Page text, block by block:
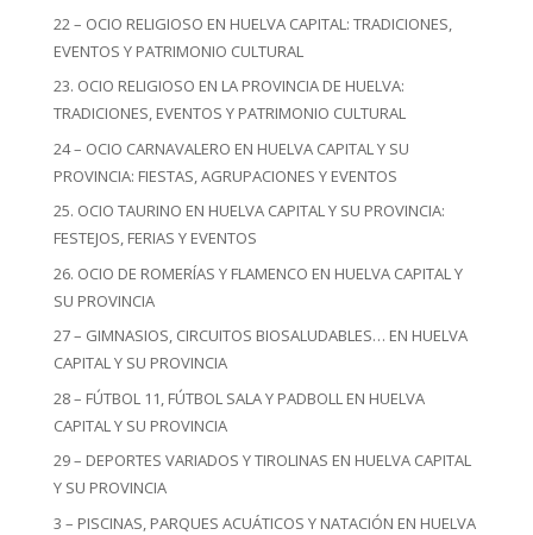
22 – OCIO RELIGIOSO EN HUELVA CAPITAL: TRADICIONES,
EVENTOS Y PATRIMONIO CULTURAL
23. OCIO RELIGIOSO EN LA PROVINCIA DE HUELVA:
TRADICIONES, EVENTOS Y PATRIMONIO CULTURAL
24 – OCIO CARNAVALERO EN HUELVA CAPITAL Y SU
PROVINCIA: FIESTAS, AGRUPACIONES Y EVENTOS
25. OCIO TAURINO EN HUELVA CAPITAL Y SU PROVINCIA:
FESTEJOS, FERIAS Y EVENTOS
26. OCIO DE ROMERÍAS Y FLAMENCO EN HUELVA CAPITAL Y
SU PROVINCIA
27 – GIMNASIOS, CIRCUITOS BIOSALUDABLES… EN HUELVA
CAPITAL Y SU PROVINCIA
28 – FÚTBOL 11, FÚTBOL SALA Y PADBOLL EN HUELVA
CAPITAL Y SU PROVINCIA
29 – DEPORTES VARIADOS Y TIROLINAS EN HUELVA CAPITAL
Y SU PROVINCIA
3 – PISCINAS, PARQUES ACUÁTICOS Y NATACIÓN EN HUELVA